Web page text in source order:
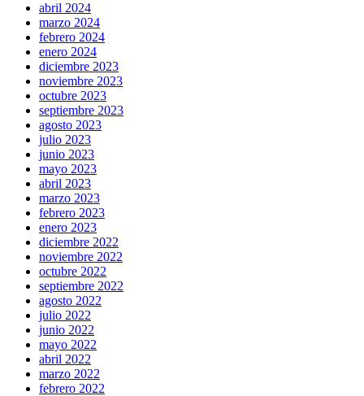
abril 2024
marzo 2024
febrero 2024
enero 2024
diciembre 2023
noviembre 2023
octubre 2023
septiembre 2023
agosto 2023
julio 2023
junio 2023
mayo 2023
abril 2023
marzo 2023
febrero 2023
enero 2023
diciembre 2022
noviembre 2022
octubre 2022
septiembre 2022
agosto 2022
julio 2022
junio 2022
mayo 2022
abril 2022
marzo 2022
febrero 2022